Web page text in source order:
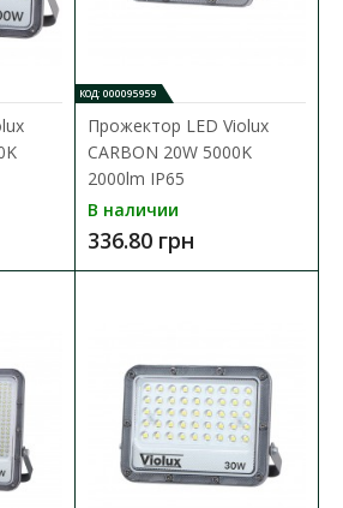
2x10W 1150лм 4400мАч USB
полезен в любой мастерской или на
особенно во время раб..
В КОРЗИНУ
В сравнения
КОД: 000095959
Прожектор LED Violux
CARBON 20W 5000K
2000lm IP65
В наличии
336.80 грн